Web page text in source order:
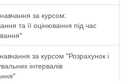
за курсом:
та її оцінювання під час
за курсом "Розрахунок і
інтервалів